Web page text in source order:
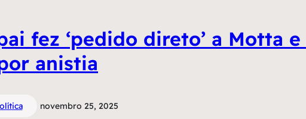
fez ‘pedido direto’ a Motta
anistia
novembro 25, 2025